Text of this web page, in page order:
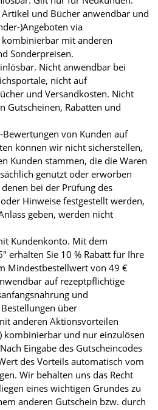
und Bücher anwendbar und
)Angeboten via
mit anderen
Sonderpreisen.
Nicht anwendbar bei
nicht auf
und Versandkosten. Nicht
Gutscheinen, Rabatten und
von Kunden auf
können wir nicht sicherstellen,
Kunden stammen, die die Waren
genutzt oder erworben
bei der Prüfung des
Hinweise festgestellt werden,
geben, werden nicht
Kundenkonto. Mit dem
erhalten Sie 10 % Rabatt für Ihre
Mindestbestellwert von 49 €
auf rezeptpflichtige
und
über
anderen Aktionsvorteilen
kombinierbar und nur einzulösen
Eingabe des Gutscheincodes
des Vorteils automatisch vom
Wir behalten uns das Recht
eines wichtigen Grundes zu
anderen Gutschein bzw. durch